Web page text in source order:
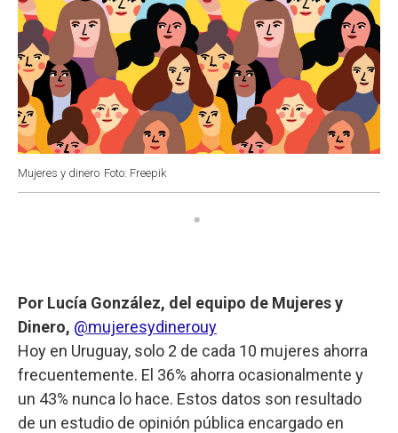
Mujeres y dinero Foto: Freepik
Por Lucía González, del equipo de Mujeres y
Dinero, @mujeresydinerouy
Hoy en Uruguay, solo 2 de cada 10 mujeres ahorra
frecuentemente. El 36% ahorra ocasionalmente y
un 43% nunca lo hace. Estos datos son resultado
de un estudio de opinión pública encargado en